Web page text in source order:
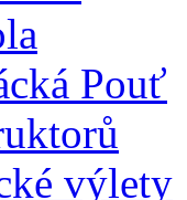
Pouť
výlety